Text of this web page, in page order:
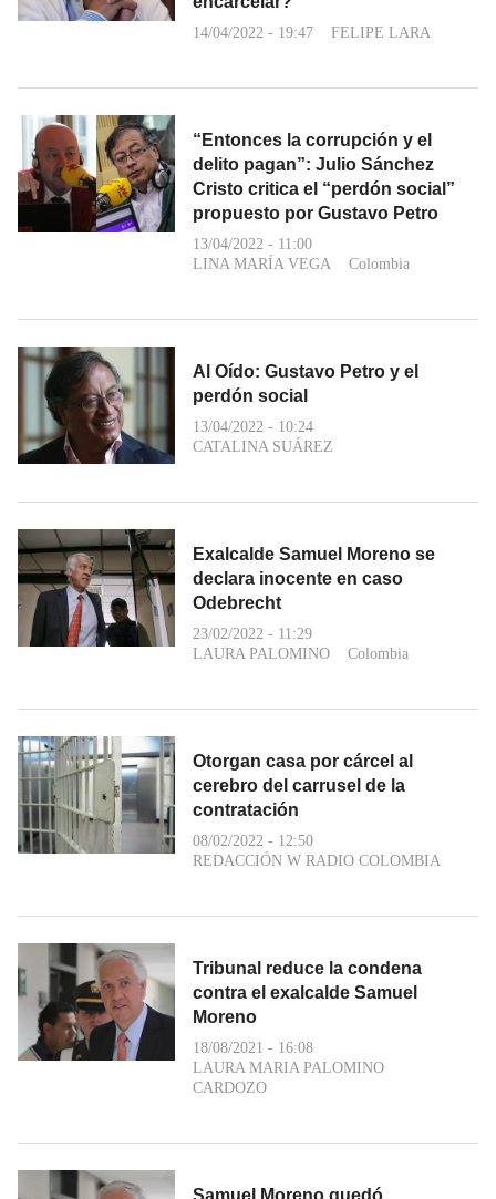
14/04/2022 - 19:47 FELIPE LARA
“Entonces la corrupción y el
delito pagan”: Julio Sánchez
Cristo critica el “perdón social”
propuesto por Gustavo Petro
13/04/2022 - 11:00
LINA MARÍA VEGA
Colombia
Al Oído: Gustavo Petro y el
perdón social
13/04/2022 - 10:24
CATALINA SUÁREZ
Exalcalde Samuel Moreno se
declara inocente en caso
Odebrecht
23/02/2022 - 11:29
LAURA PALOMINO
Colombia
Otorgan casa por cárcel al
cerebro del carrusel de la
contratación
08/02/2022 - 12:50
REDACCIÓN W RADIO COLOMBIA
Tribunal reduce la condena
contra el exalcalde Samuel
Moreno
18/08/2021 - 16:08
LAURA MARIA PALOMINO
CARDOZO
Samuel Moreno quedó